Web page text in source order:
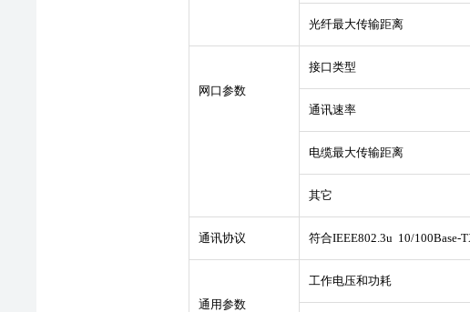
光纤最大传输距离
网口参数
接口类型
通讯速率
电缆最大传输距离
其它
通讯协议 符合IEEE802.3u 10/100Base-
通用参数
工作电压和功耗